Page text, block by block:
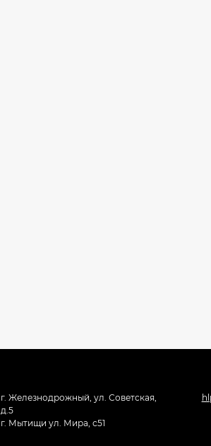
г. Железнодрожный, ул. Советская,
д.5
г. Мытищи ул. Мира, с51